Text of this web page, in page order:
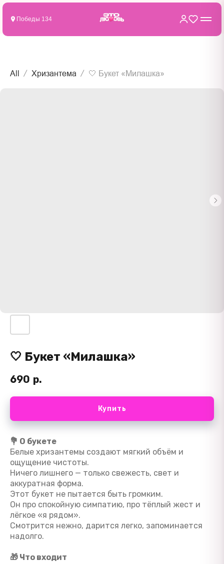
Победы 134
All Хризантема 🤍 Букет «Милашка»
🤍 Букет «Милашка»
690 р.
Купить
💐 О букете
Белые хризантемы создают мягкий объём и
ощущение чистоты.
Ничего лишнего — только свежесть, свет и
аккуратная форма.
Этот букет не пытается быть громким.
Он про спокойную симпатию, про тёплый жест и
лёгкое «я рядом».
Смотрится нежно, дарится легко, запоминается
надолго.
🎁 Что входит